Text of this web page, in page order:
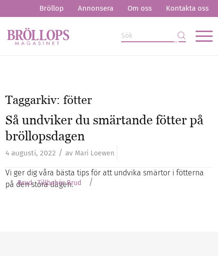
Bröllop Annonsera Om oss Kontakta oss
Taggarkiv:fötter
Så undviker du smärtande fötter på
bröllopsdagen
4 augusti, 2022 / av Mari Loewen
Vi ger dig våra bästa tips för att undvika smärtor i fötterna
på den stora dagen.
Brud Tillbehör Brud /